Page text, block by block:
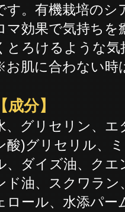
す。有機栽培のシ
マ効果で気持ち
とろけるような気
肌に合わない時
【成分】
、グリセリン、
酸)グリセリル、
、ダイズ油、ク
ド油、スクワラ
ロール、水添パ